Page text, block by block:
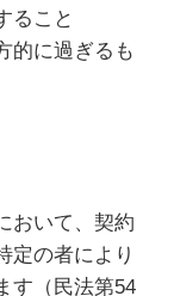
ること
的に過ぎるも
おいて、契約
定の者により
す（民法第54